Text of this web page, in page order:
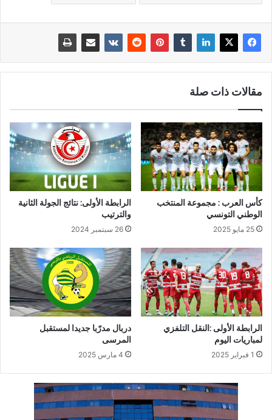
مقالات ذات صلة
كأس العرب : مجموعة المنتخب
الوطني التونسي
25 مايو 2025
الرابطة الأولى: نتائج الجولة الثانية
والترتيب
26 سبتمبر 2024
الرابطة الأولى :النقل التلفزي
لمباريات اليوم
1 فبراير 2025
دربال مدرّبا جديدا لمستقبل
المرسى
4 مارس 2025